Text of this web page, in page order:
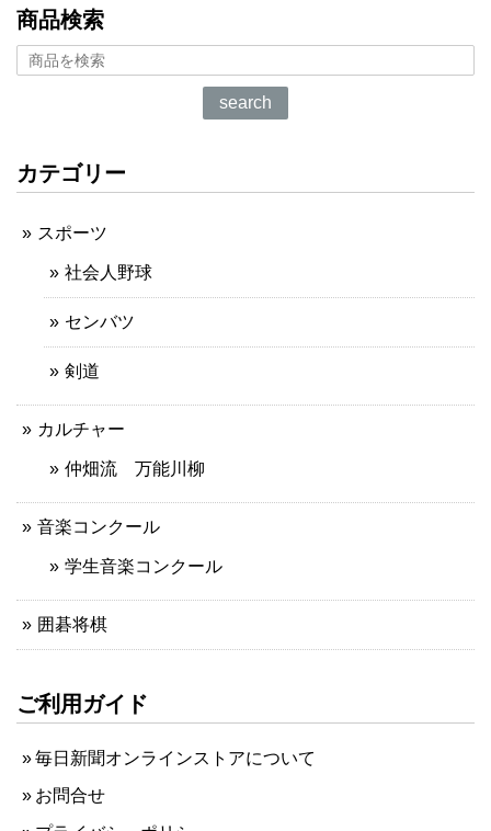
商品検索
search
カテゴリー
スポーツ
社会人野球
センバツ
剣道
カルチャー
仲畑流 万能川柳
音楽コンクール
学生音楽コンクール
囲碁将棋
ご利用ガイド
毎日新聞オンラインストアについて
お問合せ